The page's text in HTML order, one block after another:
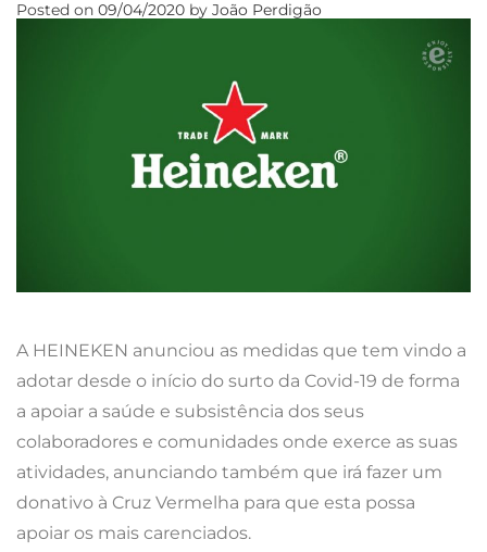
Posted on 09/04/2020 by João Perdigão
A HEINEKEN anunciou as medidas que tem vindo a
adotar desde o início do surto da Covid-19 de forma
a apoiar a saúde e subsistência dos seus
colaboradores e comunidades onde exerce as suas
atividades, anunciando também que irá fazer um
donativo à Cruz Vermelha para que esta possa
apoiar os mais carenciados.